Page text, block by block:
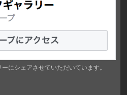
にシェアさせていただいています。